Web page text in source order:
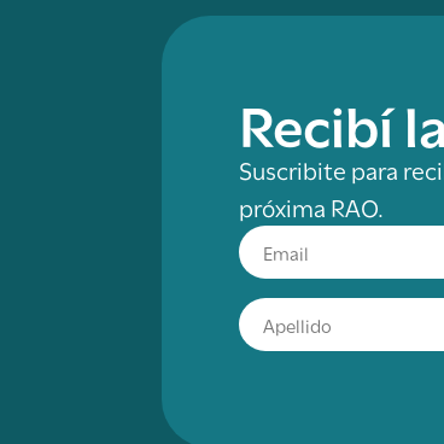
Recibí
Suscribite para
próxima RAO.